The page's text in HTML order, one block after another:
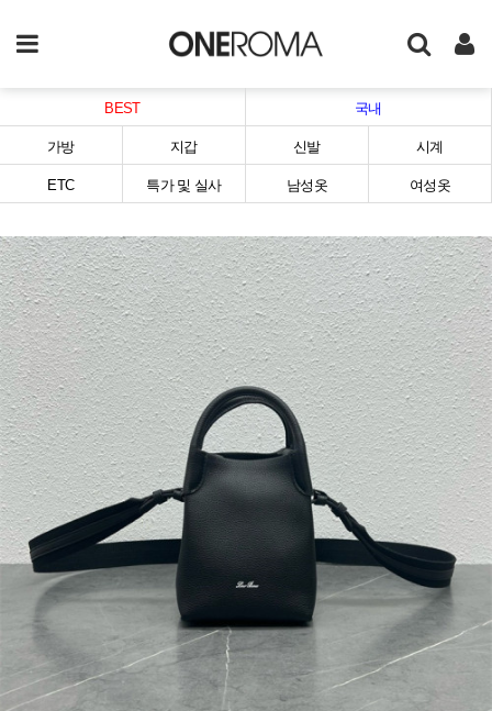
BEST 국내
가방 지갑 신발 시계
ETC 특가 및 실사 남성옷 여성옷